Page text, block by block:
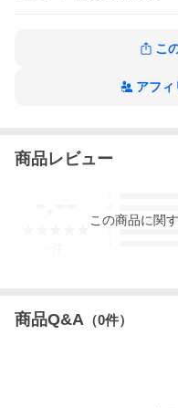
こ
アフィ
商品レビュー
3
この商品に関
商品Q&A （0件）